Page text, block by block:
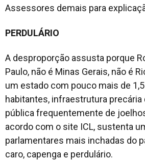
Assessores demais para
PERDULÁRIO
A desproporção assusta porque
Paulo, não é Minas Gerais, não é
um estado com pouco mais de
habitantes, infraestrutura precária
pública frequentemente de
acordo com o site ICL, sustenta
parlamentares mais inchadas do
caro, capenga e perdulário.